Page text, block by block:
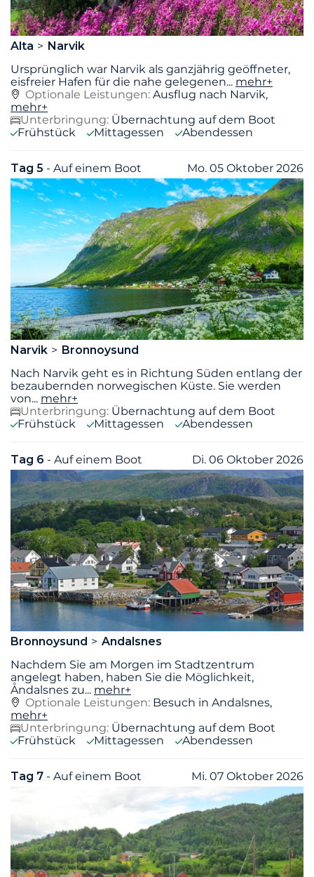
Alta
Narvik
Ursprünglich war Narvik als ganzjährig geöffneter,
eisfreier Hafen für die nahe gelegenen... mehr+
Optionale Leistungen: Ausflug nach Narvik,
mehr+
Unterbringung: Übernachtung auf dem Boot
Frühstück
Mittagessen Abendessen
Tag 5 - Auf einem Boot Mo. 05 Oktober 2026
Narvik
Bronnoysund
Nach Narvik geht es in Richtung Süden entlang der
bezaubernden norwegischen Küste. Sie werden
von... mehr+
Unterbringung: Übernachtung auf dem Boot
Frühstück
Mittagessen Abendessen
Tag 6 - Auf einem Boot Di. 06 Oktober 2026
Bronnoysund
Andalsnes
Nachdem Sie am Morgen im Stadtzentrum
angelegt haben, haben Sie die Möglichkeit,
Åndalsnes zu... mehr+
Optionale Leistungen: Besuch in Andalsnes,
mehr+
Unterbringung: Übernachtung auf dem Boot
Frühstück
Mittagessen Abendessen
Tag 7 - Auf einem Boot Mi. 07 Oktober 2026